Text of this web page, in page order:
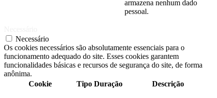
armazena nenhum dado
pessoal.
Necessário
Os cookies necessários são absolutamente essenciais para o
funcionamento adequado do site. Esses cookies garantem
funcionalidades básicas e recursos de segurança do site, de forma
anônima.
Cookie
Tipo Duração Descrição